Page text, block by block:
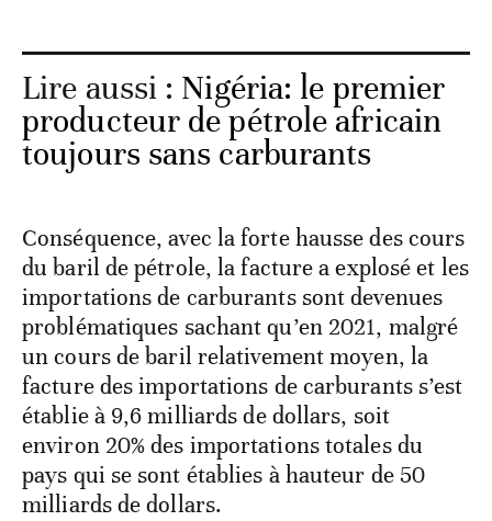
Lire aussi : Nigéria: le premier
producteur de pétrole africain
toujours sans carburants
Conséquence, avec la forte hausse des cours
du baril de pétrole, la facture a explosé et les
importations de carburants sont devenues
problématiques sachant qu’en 2021, malgré
un cours de baril relativement moyen, la
facture des importations de carburants s’est
établie à 9,6 milliards de dollars, soit
environ 20% des importations totales du
pays qui se sont établies à hauteur de 50
milliards de dollars.